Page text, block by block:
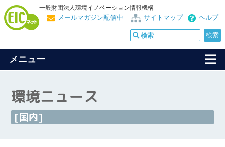
一般財団法人環境イノベーション情報機構
ヘルプ
サイトマップ
メールマガジン配信中
メニュー
環境ニュース
[国内]